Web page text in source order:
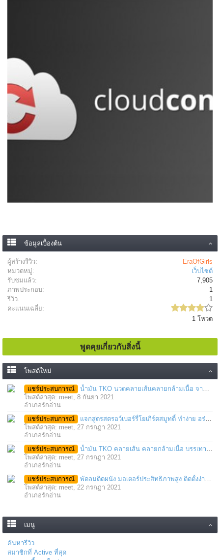
ข้อมูลเบื้องต้น
ผู้สร้างรีวิว:
EraOfGirls
หมวดหมู่:
เว็บไซต์
รับชมแล้ว:
7,905
ภาพประกอบ:
1
รีวิว:
1
คะแนนเฉลี่ย:
1 โหวต
พูดคุยเกี่ยวกับสิ่งนี้
โพสต์ใหม่
แชร์ประสบการณ์
น้ำมัน TKO นวดคลายเส้นคลายกล้ามเนื้อ จากภาวะตึงหรือเคล็ด บาดเจ็บ ได้อย่างฉับพลัน
โพสต์ล่าสุด: meet, 8 กันยา 2021
อำเภอรักอ่าน
แชร์ประสบการณ์
แจกสูตรสตรอว์เบอร์รี่โยเกิร์ตสมูทตี้ ทำง่าย อร่อย แค่มีเครื่องปั่นน้ำผลไม้
โพสต์ล่าสุด: meet, 27 กรกฎา 2021
อำเภอรักอ่าน
แชร์ประสบการณ์
น้ำมัน TKO คลายเส้น คลายกล้ามเนื้อ บรรเทาอาการบาดเจ็บโดยฉับพลัน
โพสต์ล่าสุด: meet, 27 กรกฎา 2021
อำเภอรักอ่าน
แชร์ประสบการณ์
พัดลมติดผนัง มอเตอร์ประสิทธิภาพสูง ติดตั้งง่าย ประหยัดพื้นที่
โพสต์ล่าสุด: meet, 22 กรกฎา 2021
อำเภอรักอ่าน
เมนู
ค้นหารีวิว
สมาชิกที่ Active ที่สุด